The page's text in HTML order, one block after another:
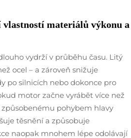
materiálů výkonu a
vydrží v průběhu času. Litý
ocel – a zároveň snižuje
po silnicích nebo dokonce pro
motor začne vyrábět více než
pohybem hlavy
těsnění a způsobuje
naopak mnohem lépe odolávají